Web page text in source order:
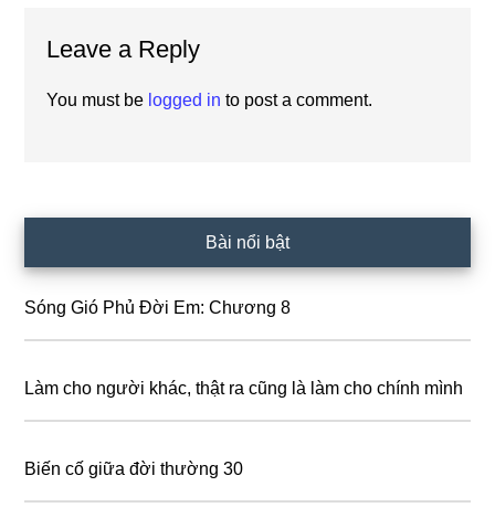
Interactions
Leave a Reply
You must be logged in to post a comment.
Sidebar
Bài nổi bật
Sóng Gió Phủ Đời Em: Chương 8
Làm cho người khác, thật ra cũng là làm cho chính mình
Biến cố giữa đời thường 30